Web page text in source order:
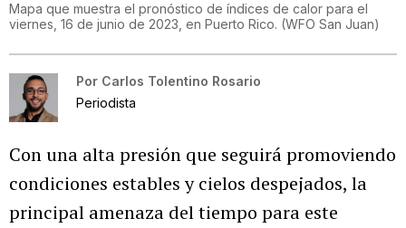
Mapa que muestra el pronóstico de índices de calor para el
viernes, 16 de junio de 2023, en Puerto Rico. (WFO San Juan)
Por Carlos Tolentino Rosario
Periodista
Con una alta presión que seguirá promoviendo
condiciones estables y cielos despejados, la
principal amenaza del tiempo para este